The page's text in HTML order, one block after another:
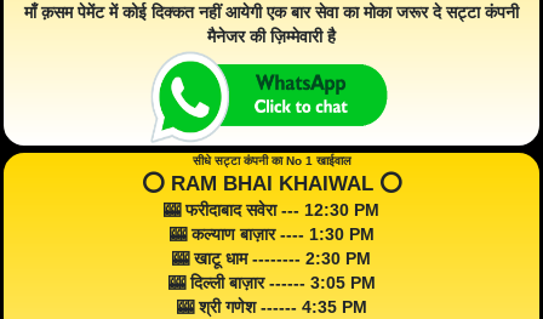
माँ क़सम पेमेंट में कोई दिक्कत नहीं आयेगी एक बार सेवा का मोका जरूर दे सट्टा कंपनी
मैनेजर की ज़िम्मेवारी है
सीधे सट्टा कंपनी का No 1 खाईवाल
⭕️ RAM BHAI KHAIWAL ⭕️
🎰 फरीदाबाद सवेरा --- 12:30 PM
🎰 कल्याण बाज़ार ---- 1:30 PM
🎰 खाटू धाम -------- 2:30 PM
🎰 दिल्ली बाज़ार ------ 3:05 PM
🎰 श्री गणेश ------ 4:35 PM